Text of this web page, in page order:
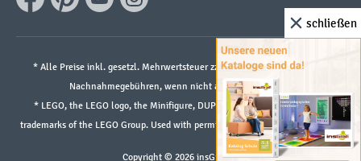
* Alle Preise inkl. gesetzl. Mehrwertsteuer zzgl.Versandkostenund ggf.
Nachnahmegebühren, wenn nicht anders angegeben.
* LEGO, the LEGO logo, the Minifigure, DUPLO, and the SPIKE logo are
trademarks of the LEGO Group. Used with permission. ©2026 The LEGO Group
Copyright © 2026 insGraf.de
schließen